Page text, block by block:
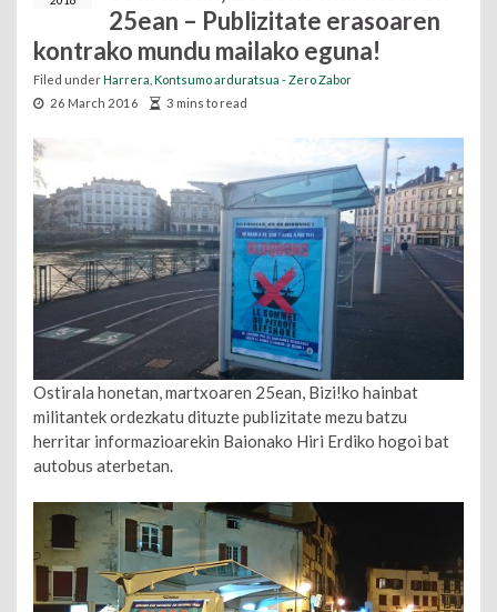
25ean – Publizitate erasoaren
kontrako mundu mailako eguna!
Filed underHarrera Kontsumo arduratsua - Zero Zabor
26 March 2016
3 mins to read
Ostirala honetan, martxoaren 25ean, Bizi!ko hainbat
militantek ordezkatu dituzte publizitate mezu batzu
herritar informazioarekin Baionako Hiri Erdiko hogoi bat
autobus aterbetan